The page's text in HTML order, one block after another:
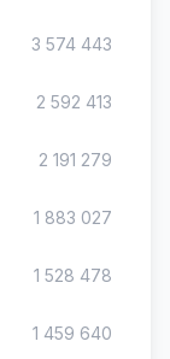
3 574 443
2 592 413
2 191 279
1 883 027
1 528 478
1 459 640